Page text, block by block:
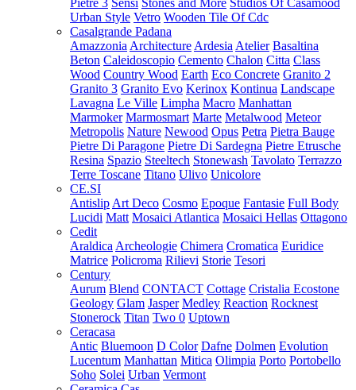
Pietre 3 Sensi Stones and More Studios Of Casamood
Urban Style Vetro Wooden Tile Of Cdc
Casalgrande Padana
Amazzonia Architecture Ardesia Atelier Basaltina
Beton Caleidoscopio Cemento Chalon Citta Class
Wood Country Wood Earth Eco Concrete Granito 2
Granito 3 Granito Evo Kerinox Kontinua Landscape
Lavagna Le Ville Limpha Macro Manhattan
Marmoker Marmosmart Marte Metalwood Meteor
Metropolis Nature Newood Opus Petra Pietra Bauge
Pietre Di Paragone Pietre Di Sardegna Pietre Etrusche
Resina Spazio Steeltech Stonewash Tavolato Terrazzo
Terre Toscane Titano Ulivo Unicolore
CE.SI
Antislip Art Deco Cosmo Epoque Fantasie Full Body
Lucidi Matt Mosaici Atlantica Mosaici Hellas Ottagono
Cedit
Araldica Archeologie Chimera Cromatica Euridice
Matrice Policroma Rilievi Storie Tesori
Century
Aurum Blend CONTACT Cottage Cristalia Ecostone
Geology Glam Jasper Medley Reaction Rocknest
Stonerock Titan Two 0 Uptown
Ceracasa
Antic Bluemoon D Color Dafne Dolmen Evolution
Lucentum Manhattan Mitica Olimpia Porto Portobello
Soho Solei Urban Vermont